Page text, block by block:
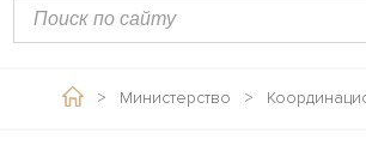
> Министерство >